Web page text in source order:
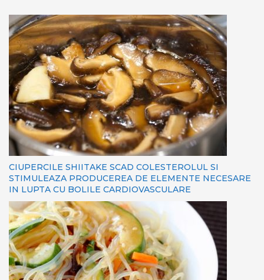
CIUPERCILE SHIITAKE SCAD COLESTEROLUL SI
STIMULEAZA PRODUCEREA DE ELEMENTE NECESARE
IN LUPTA CU BOLILE CARDIOVASCULARE